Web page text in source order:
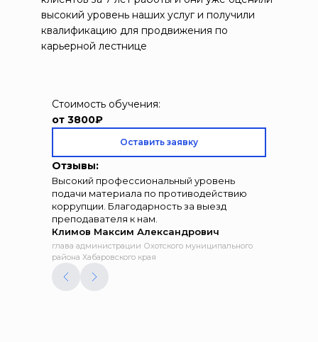
высокий уровень наших услуг и получили
квалификацию для продвижения по
карьерной лестнице
Стоимость обучения:
от 3800₽
Оставить заявку
Отзывы:
Высокий профессиональный уровень
подачи материала по противодействию
коррупции. Благодарность за выезд
преподавателя к нам.
Климов Максим Александрович
глава администрации Охотского муниципального
района Хабаровского края